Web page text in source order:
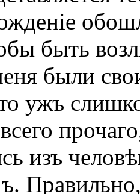
быть
были
ужъ
изъ